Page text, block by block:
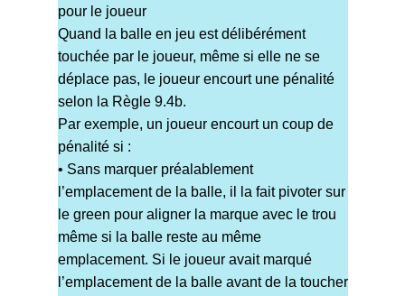
pour le joueur
Quand la balle en jeu est délibérément
touchée par le joueur, même si elle ne se
déplace pas, le joueur encourt une pénalité
selon la Règle 9.4b.
Par exemple, un joueur encourt un coup de
pénalité si :
• Sans marquer préalablement
l’emplacement de la balle, il la fait pivoter sur
le green pour aligner la marque avec le trou
même si la balle reste au même
emplacement. Si le joueur avait marqué
l’emplacement de la balle avant de la toucher